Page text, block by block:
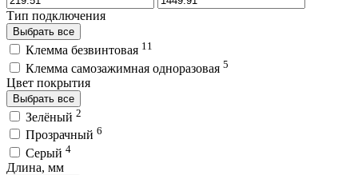
Тип подключения
Выбрать все
Клемма безвинтовая 11
Клемма самозажимная одноразовая 5
Цвет покрытия
Выбрать все
Зелёный 2
Прозрачный 6
Серый 4
Длина, мм